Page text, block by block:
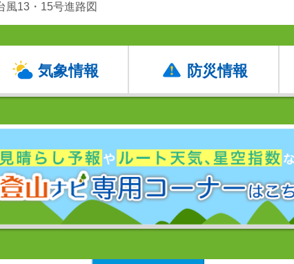
風13・15号進路図
気象情報 防災情報